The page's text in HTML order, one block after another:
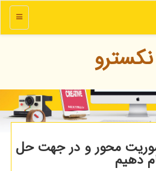
منو
نكسترو
محور و در جهت حل
دهیم